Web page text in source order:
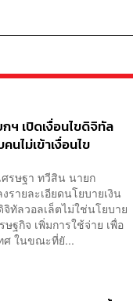
ฯ เปิดเงื่อนไขดิจิทัล
ไม่เข้าเงื่อนไข
รษฐา ทวีสิน นายก
ายละเอียดนโยบายเงิน
ทัลวอลเล็ตไม่ใช่นโยบาย
ษฐกิจ เพิ่มการใช้จ่าย เพื่อ
ศ ในขณะที่ยั...